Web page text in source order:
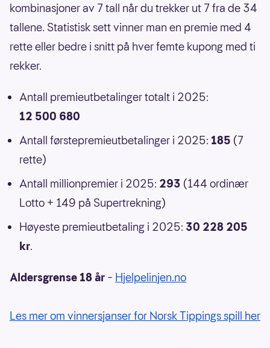
kombinasjoner av 7 tall når du trekker ut 7 fra de 34
tallene. Statistisk sett vinner man en premie med 4
rette eller bedre i snitt på hver femte kupong med ti
rekker.
Antall premieutbetalinger totalt i 2025:
12 500 680
Antall førstepremieutbetalinger i 2025: 185 (7
rette)
Antall millionpremier i 2025: 293 (144 ordinær
Lotto + 149 på Supertrekning)
Høyeste premieutbetaling i 2025: 30 228 205
kr.
Aldersgrense 18 år – Hjelpelinjen.no
Les mer om vinnersjanser for Norsk Tippings spill her